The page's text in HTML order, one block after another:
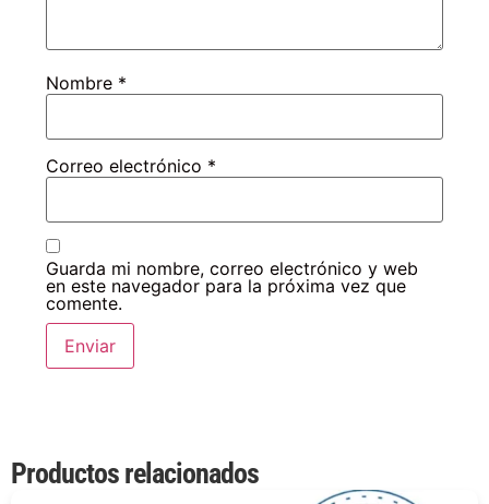
Nombre *
Correo electrónico *
Guarda mi nombre, correo electrónico y web
en este navegador para la próxima vez que
comente.
Productos relacionados